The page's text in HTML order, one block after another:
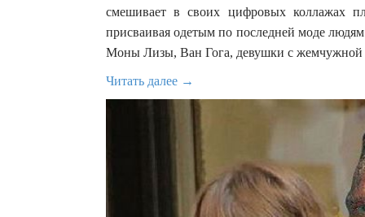
смешивает в своих цифровых коллажах
присваивая одетым по последней моде
Моны Лизы, Ван Гога, девушки с жемчужной
Читать далее →